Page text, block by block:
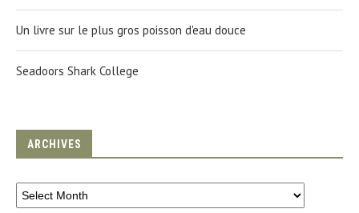
Un livre sur le plus gros poisson d'eau douce
Seadoors Shark College
ARCHIVES